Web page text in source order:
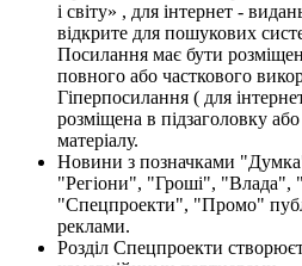
і світу» , для інтернет -
відкрите для пошукових
Посилання має бути
повного або часткового
Гіперпосилання ( для
розміщена в підзаголовку
матеріалу.
Новини з позначками
"Регіони", "Гроші", "Влада",
"Спецпроекти", "Промо"
реклами.
Розділ Спецпроекти